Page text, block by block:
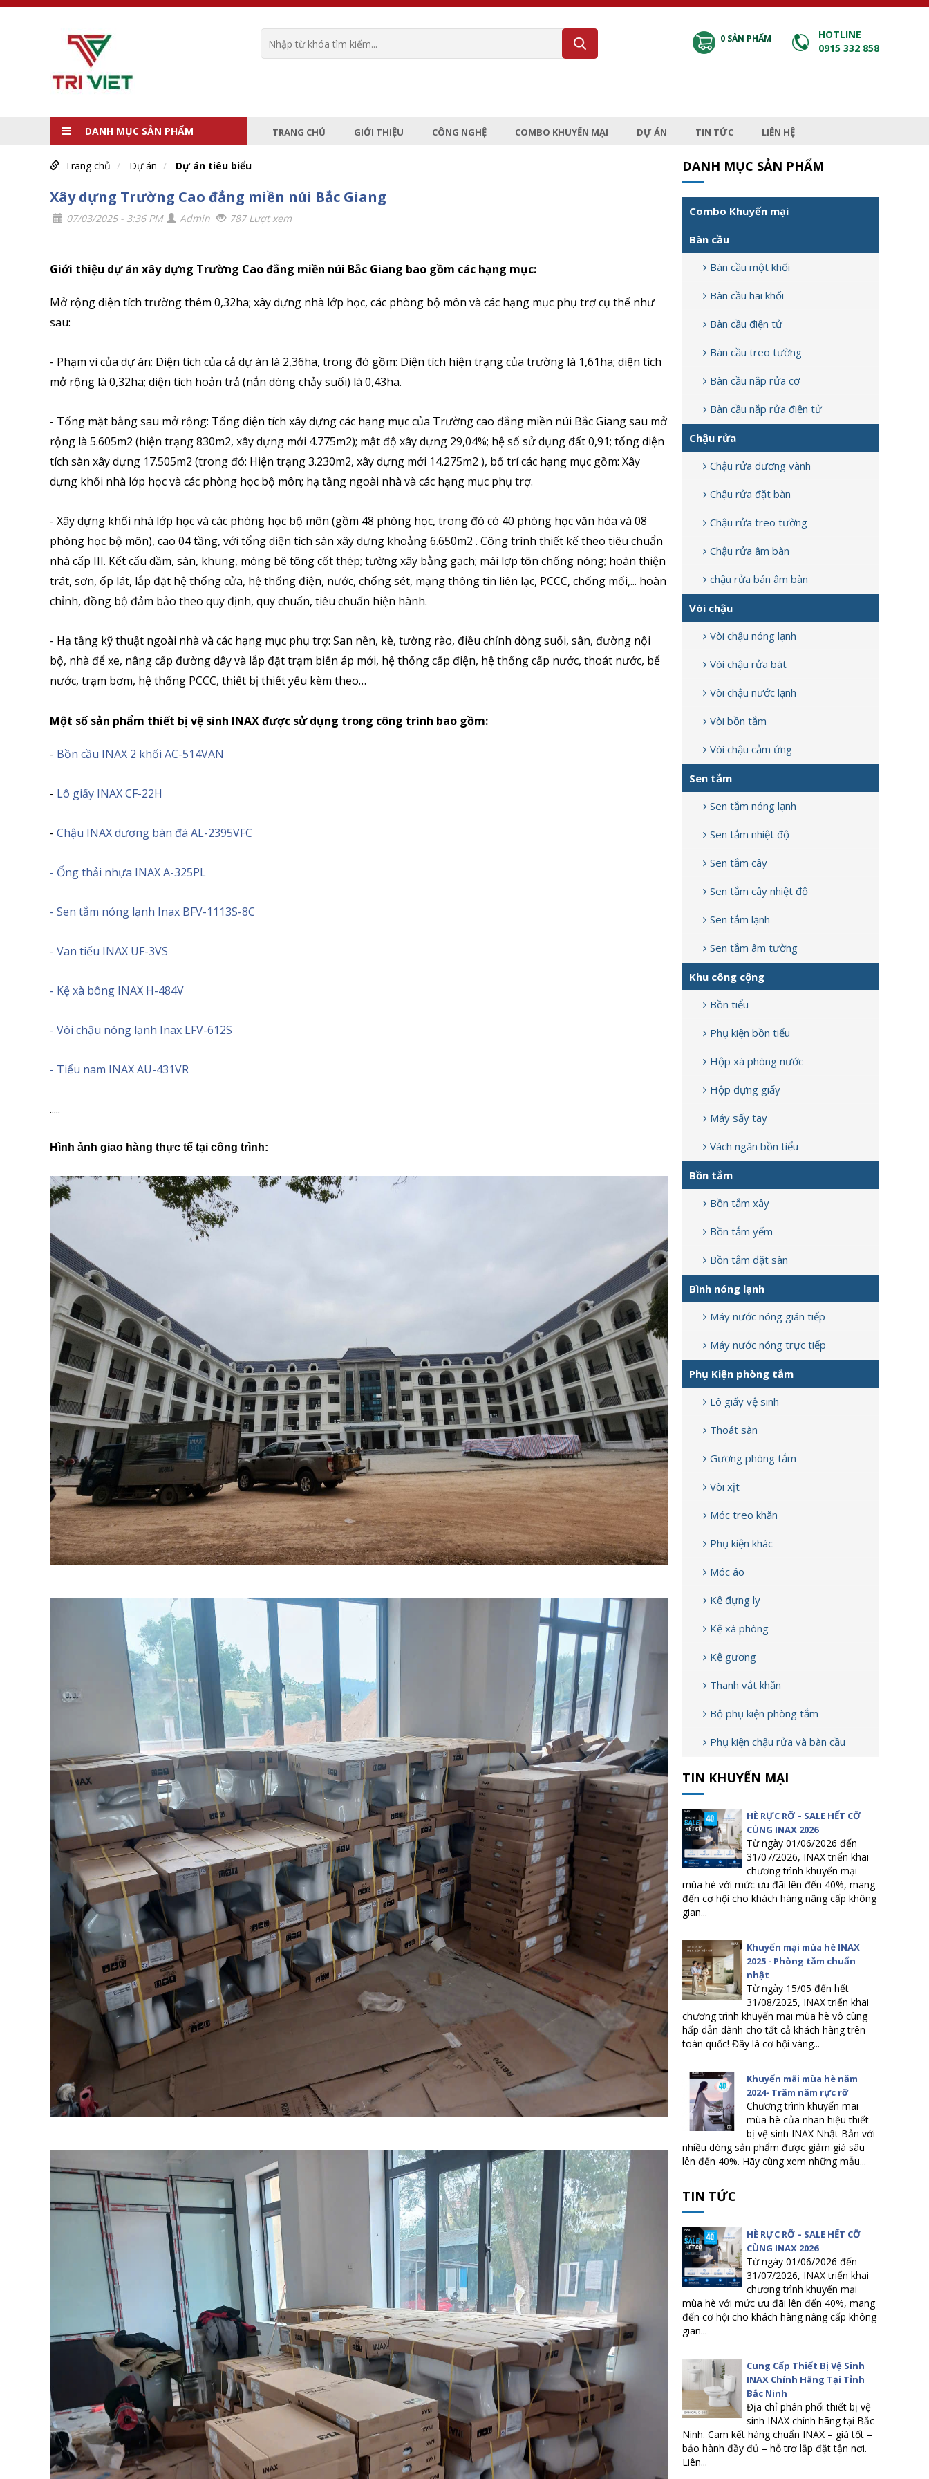
HOTLINE
0915 332 858
0 SẢN PHẨM
DANH MỤC SẢN PHẨM TRANG CHỦ GIỚI THIỆU CÔNG NGHỆ COMBO KHUYẾN MẠI DỰ ÁN TIN TỨC LIÊN HỆ
Trang chủ Dự án Dự án tiêu biểu
Xây dựng Trường Cao đẳng miền núi Bắc Giang
07/03/2025 - 3:36 PM Admin 787 Lượt xem
Giới thiệu dự án xây dựng Trường Cao đẳng miền núi Bắc Giang bao gồm các hạng mục:
Mở rộng diện tích trường thêm 0,32ha; xây dựng nhà lớp học, các phòng bộ môn và các hạng mục phụ trợ cụ thể như
sau:
- Phạm vi của dự án: Diện tích của cả dự án là 2,36ha, trong đó gồm: Diện tích hiện trạng của trường là 1,61ha; diện tích
mở rộng là 0,32ha; diện tích hoản trả (nắn dòng chảy suối) là 0,43ha.
- Tổng mặt bằng sau mở rộng: Tổng diện tích xây dựng các hạng mục của Trường cao đẳng miền núi Bắc Giang sau mở
rộng là 5.605m2 (hiện trạng 830m2, xây dựng mới 4.775m2); mật độ xây dựng 29,04%; hệ số sử dụng đất 0,91; tổng diện
tích sàn xây dựng 17.505m2 (trong đó: Hiện trạng 3.230m2, xây dựng mới 14.275m2 ), bố trí các hạng mục gồm: Xây
dựng khối nhà lớp học và các phòng học bộ môn; hạ tầng ngoài nhà và các hạng mục phụ trợ.
- Xây dựng khối nhà lớp học và các phòng học bộ môn (gồm 48 phòng học, trong đó có 40 phòng học văn hóa và 08
phòng học bộ môn), cao 04 tầng, với tổng diện tích sàn xây dựng khoảng 6.650m2 . Công trình thiết kế theo tiêu chuẩn
nhà cấp III. Kết cấu dầm, sàn, khung, móng bê tông cốt thép; tường xây bằng gạch; mái lợp tôn chống nóng; hoàn thiện
trát, sơn, ốp lát, lắp đặt hệ thống cửa, hệ thống điện, nước, chống sét, mạng thông tin liên lạc, PCCC, chống mối,... hoàn
chỉnh, đồng bộ đảm bảo theo quy định, quy chuẩn, tiêu chuẩn hiện hành.
- Hạ tầng kỹ thuật ngoài nhà và các hạng mục phụ trợ: San nền, kè, tường rào, điều chỉnh dòng suối, sân, đường nội
bộ, nhà để xe, nâng cấp đường dây và lắp đặt trạm biến áp mới, hệ thống cấp điện, hệ thống cấp nước, thoát nước, bể
nước, trạm bơm, hệ thống PCCC, thiết bị thiết yếu kèm theo…
Một số sản phẩm thiết bị vệ sinh INAX được sử dụng trong công trình bao gồm:
- Bồn cầu INAX 2 khối AC-514VAN
- Lô giấy INAX CF-22H
- Chậu INAX dương bàn đá AL-2395VFC
- Ống thải nhựa INAX A-325PL
- Sen tắm nóng lạnh Inax BFV-1113S-8C
- Van tiểu INAX UF-3VS
- Kệ xà bông INAX H-484V
- Vòi chậu nóng lạnh Inax LFV-612S
- Tiểu nam INAX AU-431VR
.....
Hình ảnh giao hàng thực tế tại công trình:
DANH MỤC SẢN PHẨM
Combo Khuyến mại
Bàn cầu
Bàn cầu một khối
Bàn cầu hai khối
Bàn cầu điện tử
Bàn cầu treo tường
Bàn cầu nắp rửa cơ
Bàn cầu nắp rửa điện tử
Chậu rửa
Chậu rửa dương vành
Chậu rửa đặt bàn
Chậu rửa treo tường
Chậu rửa âm bàn
chậu rửa bán âm bàn
Vòi chậu
Vòi chậu nóng lạnh
Vòi chậu rửa bát
Vòi chậu nước lạnh
Vòi bồn tắm
Vòi chậu cảm ứng
Sen tắm
Sen tắm nóng lạnh
Sen tắm nhiệt độ
Sen tắm cây
Sen tắm cây nhiệt độ
Sen tắm lạnh
Sen tắm âm tường
Khu công cộng
Bồn tiểu
Phụ kiện bồn tiểu
Hộp xà phòng nước
Hộp đựng giấy
Máy sấy tay
Vách ngăn bồn tiểu
Bồn tắm
Bồn tắm xây
Bồn tắm yếm
Bồn tắm đặt sàn
Bình nóng lạnh
Máy nước nóng gián tiếp
Máy nước nóng trực tiếp
Phụ Kiện phòng tắm
Lô giấy vệ sinh
Thoát sàn
Gương phòng tắm
Vòi xịt
Móc treo khăn
Phụ kiện khác
Móc áo
Kệ đựng ly
Kệ xà phòng
Kệ gương
Thanh vắt khăn
Bộ phụ kiện phòng tắm
Phụ kiện chậu rửa và bàn cầu
TIN KHUYẾN MẠI
HÈ RỰC RỠ – SALE HẾT CỠ
CÙNG INAX 2026
Từ ngày 01/06/2026 đến
31/07/2026, INAX triển khai
chương trình khuyến mại
mùa hè với mức ưu đãi lên đến 40%, mang
đến cơ hội cho khách hàng nâng cấp không
gian...
Khuyến mại mùa hè INAX
2025 - Phòng tắm chuẩn
nhật
Từ ngày 15/05 đến hết
31/08/2025, INAX triển khai
chương trình khuyến mãi mùa hè vô cùng
hấp dẫn dành cho tất cả khách hàng trên
toàn quốc! Đây là cơ hội vàng...
Khuyến mãi mùa hè năm
2024- Trăm năm rực rỡ
Chương trình khuyến mãi
mùa hè của nhãn hiệu thiết
bị vệ sinh INAX Nhật Bản với
nhiều dòng sản phẩm được giảm giá sâu
lên đến 40%. Hãy cùng xem những mẫu...
TIN TỨC
HÈ RỰC RỠ – SALE HẾT CỠ
CÙNG INAX 2026
Từ ngày 01/06/2026 đến
31/07/2026, INAX triển khai
chương trình khuyến mại
mùa hè với mức ưu đãi lên đến 40%, mang
đến cơ hội cho khách hàng nâng cấp không
gian...
Cung Cấp Thiết Bị Vệ Sinh
INAX Chính Hãng Tại Tỉnh
Bắc Ninh
Địa chỉ phân phối thiết bị vệ
sinh INAX chính hãng tại Bắc
Ninh. Cam kết hàng chuẩn INAX – giá tốt –
bảo hành đầy đủ – hỗ trợ lắp đặt tận nơi.
Liên...